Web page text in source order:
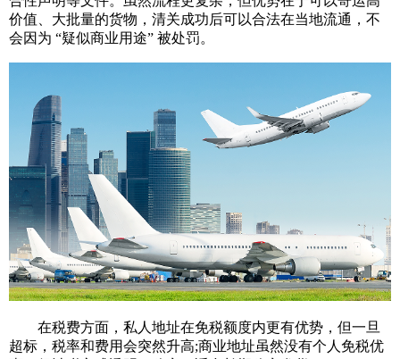
价值、大批量的货物，清关成功后可以合法在当地流通，不
会因为 “疑似商业用途” 被处罚。
在税费方面，私人地址在免税额度内更有优势，但一旦
超标，税率和费用会突然升高;商业地址虽然没有个人免税优